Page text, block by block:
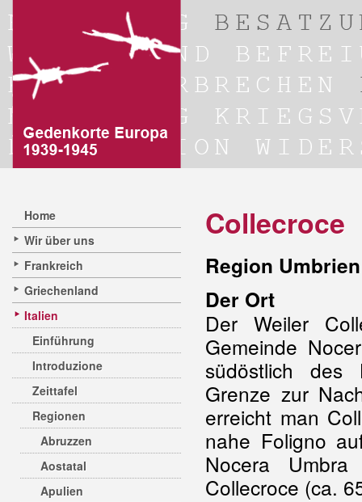
Home
Wir über uns
Frankreich
Griechenland
Italien
Einführung
Introduzione
Zeittafel
Regionen
Abruzzen
Aostatal
Apulien
Collecroce
Region
Der Ort
Der Weiler
Gemeinde
südöstlich
Grenze zur
erreicht man
nahe Foligno
Nocera
Collecroce (ca.